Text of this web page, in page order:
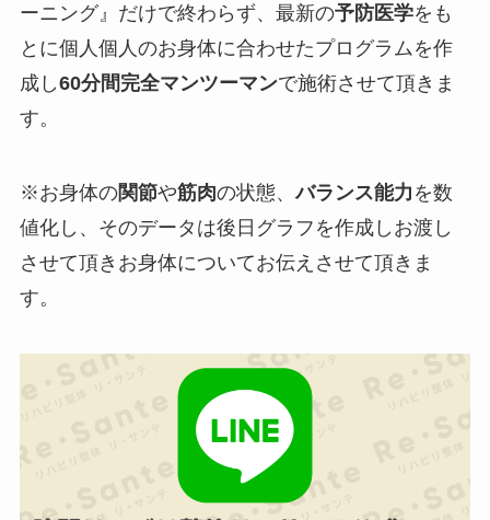
ーニング』だけで終わらず、最新の予防医学をも
とに個人個人のお身体に合わせたプログラムを作
成し60分間完全マンツーマンで施術させて頂きま
す。
※お身体の関節や筋肉の状態、バランス能力 を数
値化し、そのデータは後日グラフを作成しお渡し
させて頂きお身体についてお伝えさせて頂きま
す。